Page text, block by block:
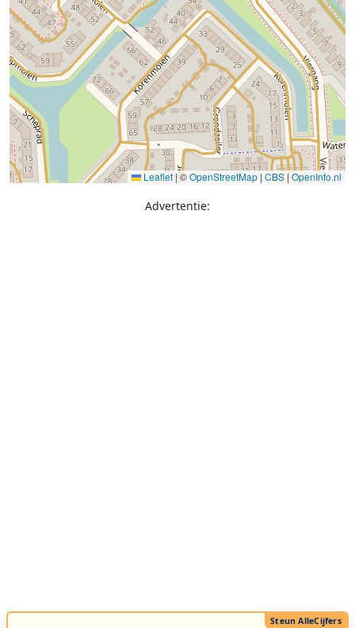
Leaflet |©OpenStreetMap | CBS | OpenInfo.nl
Advertentie: